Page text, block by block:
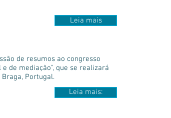
Leia mais
de resumos ao congresso
de mediação", que se realizará
Portugal.
Leia mais: